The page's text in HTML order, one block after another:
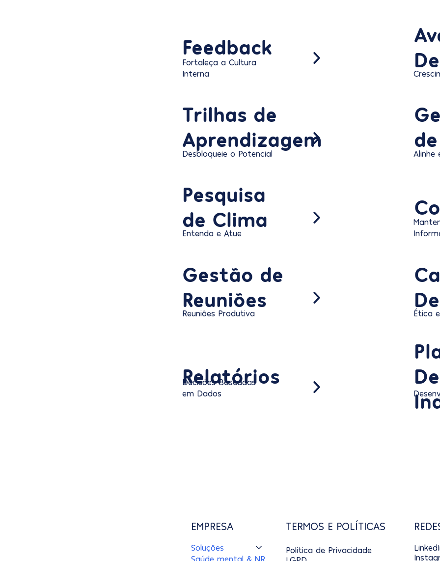
Feedback
Fortaleça a Cultura
Interna
Trilhas de
Aprendizagem
Desbloqueie o Potencial Alinhe
Pesquisa
de Clima
Entenda e Atue
Gestão de
Reuniões
Reuniões Produtiva Ética
Relatórios
Decisões Baseadas
em Dados
Soluções
EMPRESA TERMOS E POLÍTICAS
Política de Privacidade